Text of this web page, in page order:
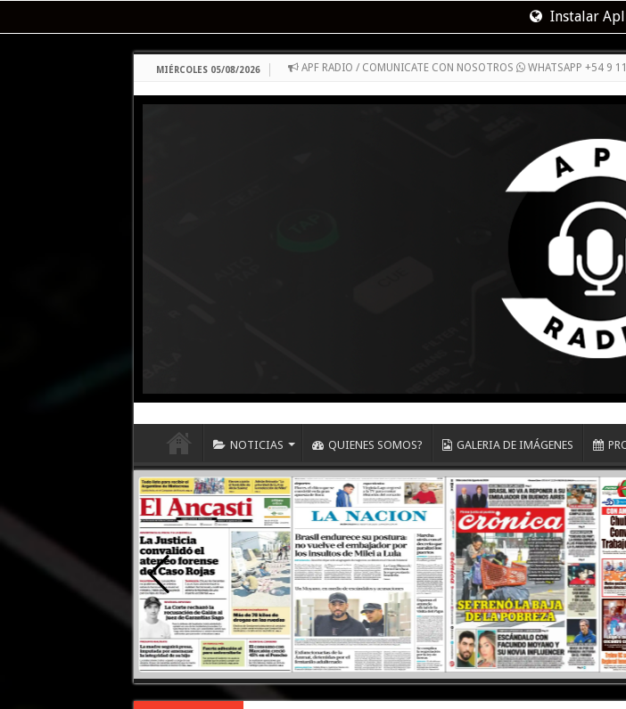
Instalar
MIÉRCOLES 05/08/2026 APF RADIO / COMUNICATE CON NOSOTROS WHATSAPP +54 9
NOTICIAS QUIENES SOMOS? GALERIA DE IMÁGENES